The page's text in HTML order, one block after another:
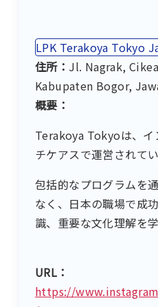
LPK Terakoya Tokyo
住所： Jl. Nagrak,
Kabupaten Bogor,
概要：
Terakoya Tokyoは、イ
チケアスで運営されてい
包括的なプログラムを
なく、日本の職場で成
識、重要な文化理解を
URL：
https://